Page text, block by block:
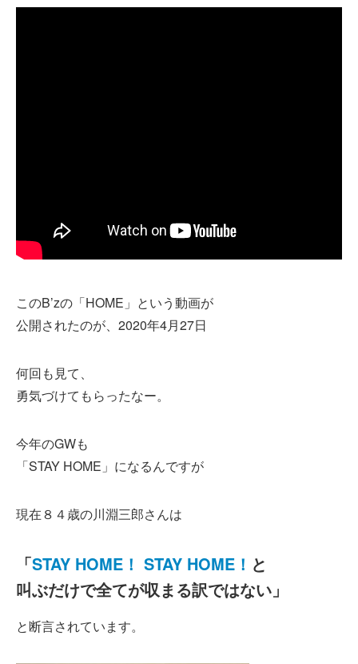
このB’zの「HOME」という動画が
公開されたのが、2020年4月27日
何回も見て、
勇気づけてもらったなー。
今年のGWも
「STAY HOME」になるんですが
現在８４歳の川淵三郎さんは
「STAY HOME！ STAY HOME！ と
叫ぶだけで全てが収まる訳ではない」
と断言されています。